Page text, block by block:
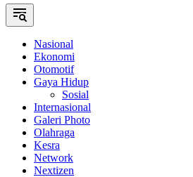
Nasional
Ekonomi
Otomotif
Gaya Hidup
Sosial
Internasional
Galeri Photo
Olahraga
Kesra
Network
Nextizen